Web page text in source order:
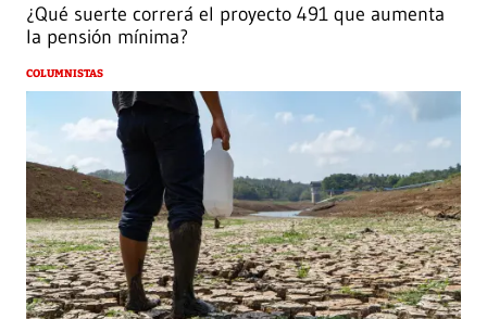
¿Qué suerte correrá el proyecto 491 que aumenta
la pensión mínima?
COLUMNISTAS